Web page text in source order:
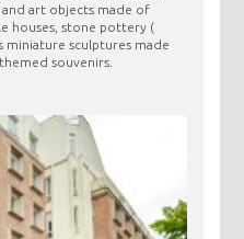
art objects made ​​of
houses, stone pottery (
miniature sculptures made
souvenirs.